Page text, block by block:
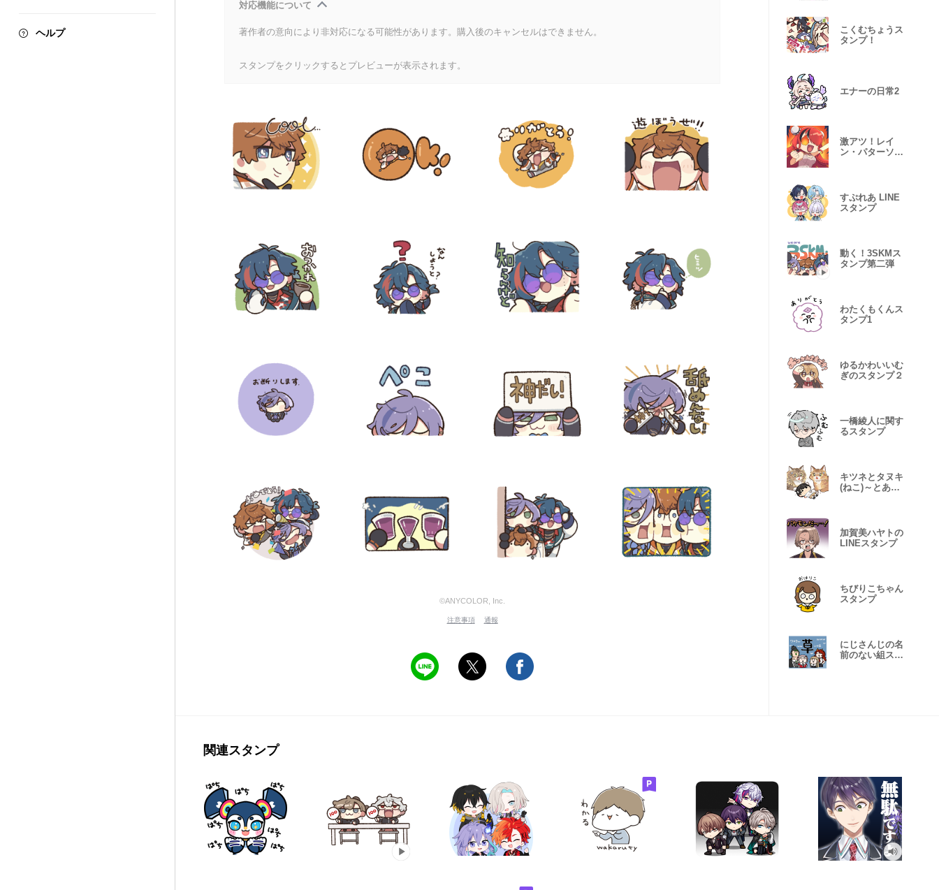
ヘルプ
対応機能について
著作者の意向により非対応になる可能性があります。購入後のキャンセルはできません。
スタンプをクリックするとプレビューが表示されます。
©ANYCOLOR, Inc.
注意事項 通報
こくむちょうス
タンプ！
エナーの日常2
激アツ！レイ
ン・パターソン
すぷれあ LINE
スタンプ
動く！3SKMス
タンプ第二弾
わたくもくんス
タンプ1
ゆるかわいいむ
ぎのスタンプ２
一橋綾人に関す
るスタンプ
キツネとタヌキ
(ねこ)～とある
加賀美ハヤトの
LINEスタンプ
ちびりこちゃん
スタンプ
にじさんじの名
前のない組スタ
関連スタンプ